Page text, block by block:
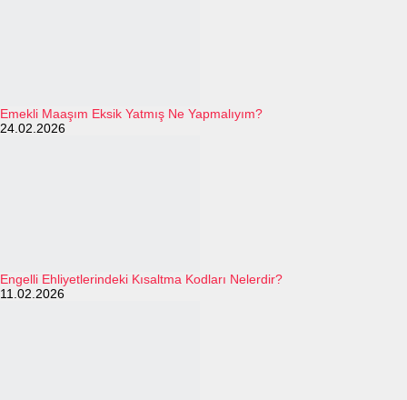
Emekli Maaşım Eksik Yatmış Ne Yapmalıyım?
24.02.2026
Engelli Ehliyetlerindeki Kısaltma Kodları Nelerdir?
11.02.2026